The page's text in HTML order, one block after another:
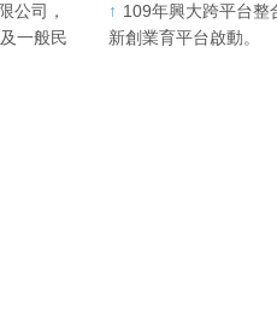
公司，
一般民
109年興大跨平台整
新創業育平台啟動。